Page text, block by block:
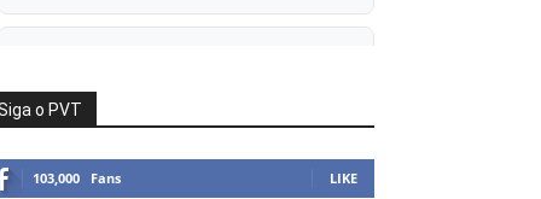
informações sobre possível mudança
para o UFC após novas negociações.
Islam Makhachev: Há concorrentes
o PVT
103,000 Fans LIKE